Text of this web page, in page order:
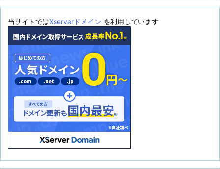
当サイトではXserverドメイン を利用しています